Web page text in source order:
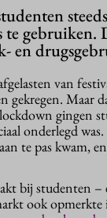
te gebruiken.
en
van
gekregen. Maar
gingen
onderlegd
te pas kwam,
bij studenten –
ook